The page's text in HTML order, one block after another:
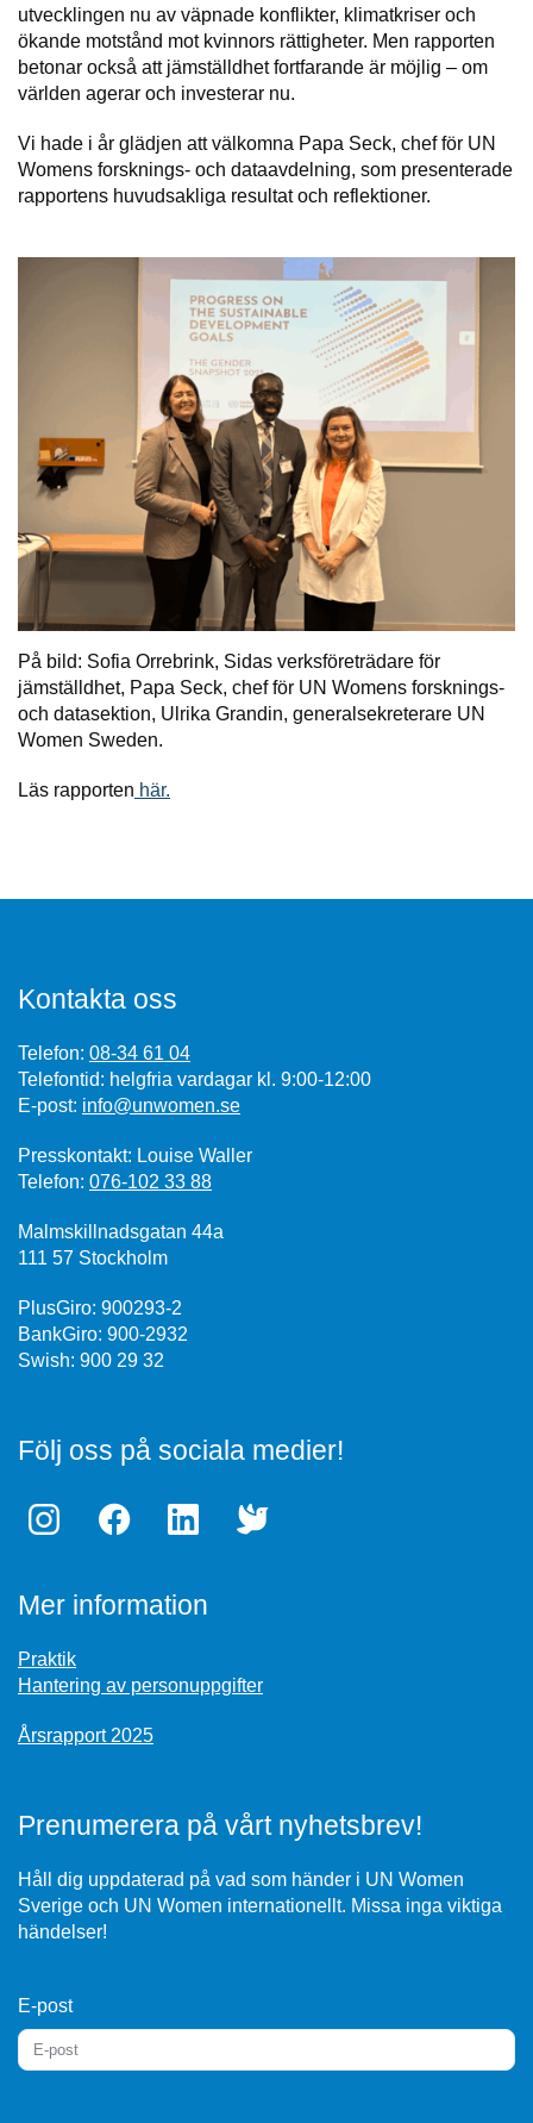
utvecklingen nu av väpnade konflikter, klimatkriser och
ökande motstånd mot kvinnors rättigheter. Men rapporten
betonar också att jämställdhet fortfarande är möjlig – om
världen agerar och investerar nu.
Vi hade i år glädjen att välkomna Papa Seck, chef för UN
Womens forsknings- och dataavdelning, som presenterade
rapportens huvudsakliga resultat och reflektioner.
På bild: Sofia Orrebrink, Sidas verksföreträdare för
jämställdhet, Papa Seck, chef för UN Womens forsknings-
och datasektion, Ulrika Grandin, generalsekreterare UN
Women Sweden.
Läs rapporten här.
Kontakta oss
Telefon: 08-34 61 04
Telefontid: helgfria vardagar kl. 9:00-12:00
E-post: info@unwomen.se
Presskontakt: Louise Waller
Telefon: 076-102 33 88
Malmskillnadsgatan 44a
111 57 Stockholm
PlusGiro: 900293-2
BankGiro: 900-2932
Swish: 900 29 32
Följ oss på sociala medier!
Mer information
Praktik
Hantering av personuppgifter
Årsrapport 2025
Prenumerera på vårt nyhetsbrev!
Håll dig uppdaterad på vad som händer i UN Women
Sverige och UN Women internationellt. Missa inga viktiga
händelser!
E-post